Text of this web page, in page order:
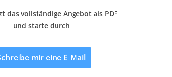
das vollständige Angebot als PDF
und starte durch
mir eine E-Mail